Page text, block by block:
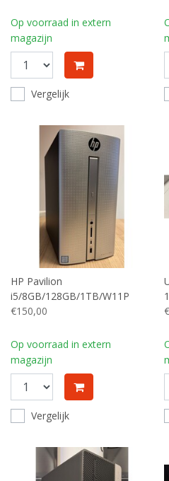
Op voorraad in extern
magazijn
Vergelijk
HP Pavilion
i5/8GB/128GB/1TB/W11P
€150,00
Op voorraad in extern
magazijn
Vergelijk